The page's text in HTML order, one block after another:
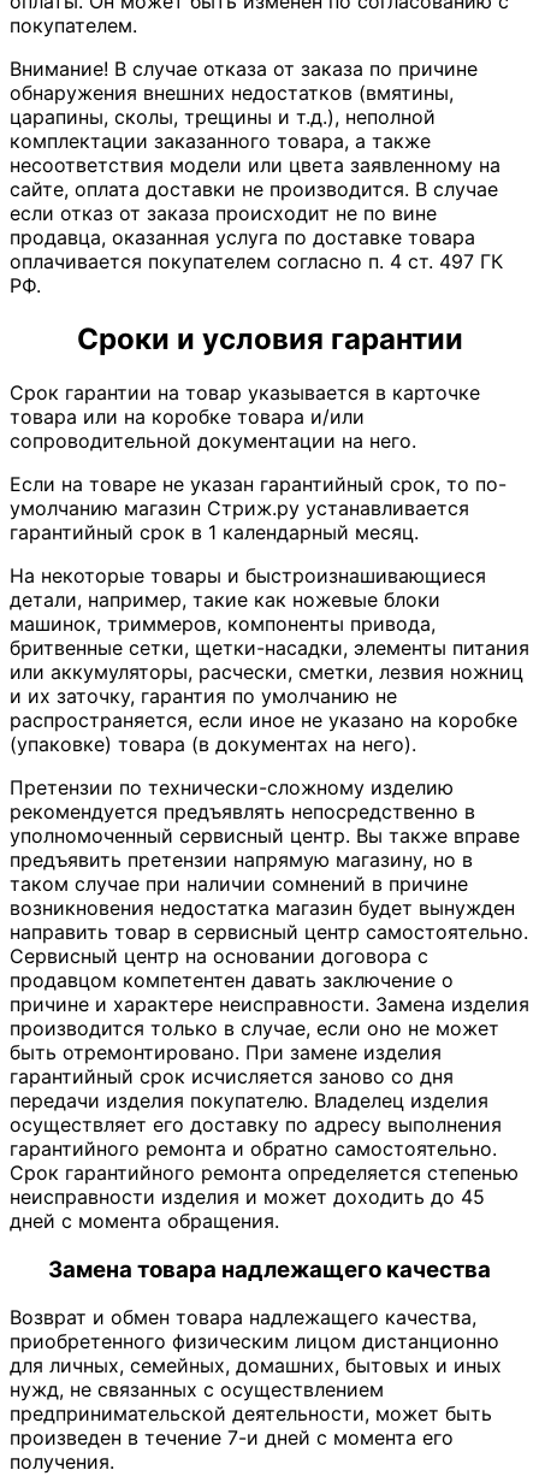
покупателем.
Внимание! В случае отказа от заказа по причине
обнаружения внешних недостатков (вмятины,
царапины, сколы, трещины и т.д.), неполной
комплектации заказанного товара, а также
несоответствия модели или цвета заявленному на
сайте, оплата доставки не производится. В случае
если отказ от заказа происходит не по вине
продавца, оказанная услуга по доставке товара
оплачивается покупателем согласно п. 4 ст. 497 ГК
РФ.
Сроки и условия гарантии
Срок гарантии на товар указывается в карточке
товара или на коробке товара и/или
сопроводительной документации на него.
Если на товаре не указан гарантийный срок, то по-
умолчанию магазин Стриж.ру устанавливается
гарантийный срок в 1 календарный месяц.
На некоторые товары и быстроизнашивающиеся
детали, например, такие как ножевые блоки
машинок, триммеров, компоненты привода,
бритвенные сетки, щетки-насадки, элементы питания
или аккумуляторы, расчески, сметки, лезвия ножниц
и их заточку, гарантия по умолчанию не
распространяется, если иное не указано на коробке
(упаковке) товара (в документах на него).
Претензии по технически-сложному изделию
рекомендуется предъявлять непосредственно в
уполномоченный сервисный центр. Вы также вправе
предъявить претензии напрямую магазину, но в
таком случае при наличии сомнений в причине
возникновения недостатка магазин будет вынужден
направить товар в сервисный центр самостоятельно.
Сервисный центр на основании договора с
продавцом компетентен давать заключение о
причине и характере неисправности. Замена изделия
производится только в случае, если оно не может
быть отремонтировано. При замене изделия
гарантийный срок исчисляется заново со дня
передачи изделия покупателю. Владелец изделия
осуществляет его доставку по адресу выполнения
гарантийного ремонта и обратно самостоятельно.
Срок гарантийного ремонта определяется степенью
неисправности изделия и может доходить до 45
дней с момента обращения.
Замена товара надлежащего качества
Возврат и обмен товара надлежащего качества,
приобретенного физическим лицом дистанционно
для личных, семейных, домашних, бытовых и иных
нужд, не связанных с осуществлением
предпринимательской деятельности, может быть
произведен в течение 7-и дней с момента его
получения.